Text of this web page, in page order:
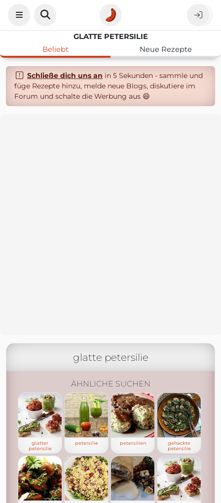
GLATTE PETERSILIE
Beliebt
Neue Rezepte
Schließe dich uns an in 5 Sekunden - sammle und
füge Rezepte hinzu, melde neue Blogs, diskutiere im
Forum und schalte die Werbung aus 😄
glatte petersilie
ÄHNLICHE SUCHEN
glatter
petersilie
petersilie petersilien
gehackte
petersilie